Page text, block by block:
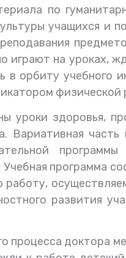
по
учащихся и
играют на уроках,
орбиту учебного
физической
уроки здоровья,
Вариативная
программа
развития
процесса доктора